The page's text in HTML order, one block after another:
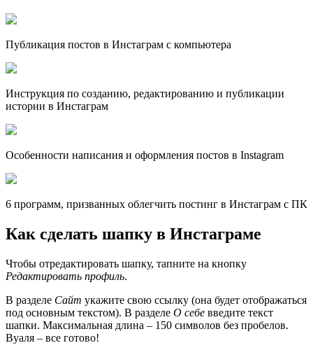
Публикация постов в Инстаграм с компьютера
Инструкция по созданию, редактированию и публикации
истории в Инстаграм
Особенности написания и оформления постов в Instagram
6 программ, призванных облегчить постинг в Инстаграм с ПК
Как сделать шапку в Инстаграме
Чтобы отредактировать шапку, тапните на кнопку
Редактировать профиль.
В разделе Сайт укажите свою ссылку (она будет отображаться
под основным текстом). В разделе О себе введите текст
шапки. Максимальная длина – 150 символов без пробелов.
Вуаля – все готово!